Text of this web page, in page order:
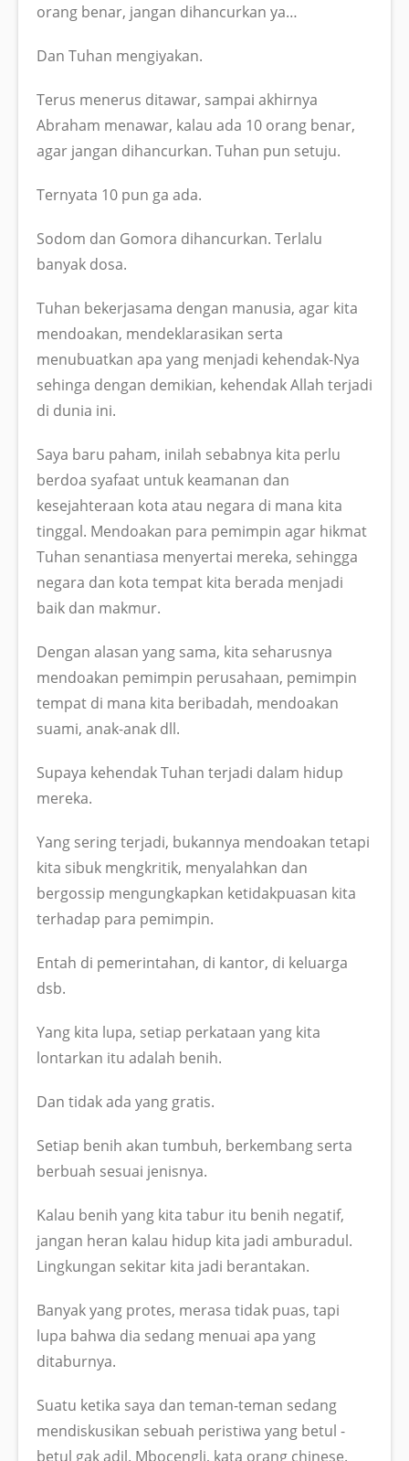
orang benar, jangan dihancurkan ya…
Dan Tuhan mengiyakan.
Terus menerus ditawar, sampai akhirnya
Abraham menawar, kalau ada 10 orang benar,
agar jangan dihancurkan. Tuhan pun setuju.
Ternyata 10 pun ga ada.
Sodom dan Gomora dihancurkan. Terlalu
banyak dosa.
Tuhan bekerjasama dengan manusia, agar kita
mendoakan, mendeklarasikan serta
menubuatkan apa yang menjadi kehendak-Nya
sehinga dengan demikian, kehendak Allah terjadi
di dunia ini.
Saya baru paham, inilah sebabnya kita perlu
berdoa syafaat untuk keamanan dan
kesejahteraan kota atau negara di mana kita
tinggal. Mendoakan para pemimpin agar hikmat
Tuhan senantiasa menyertai mereka, sehingga
negara dan kota tempat kita berada menjadi
baik dan makmur.
Dengan alasan yang sama, kita seharusnya
mendoakan pemimpin perusahaan, pemimpin
tempat di mana kita beribadah, mendoakan
suami, anak-anak dll.
Supaya kehendak Tuhan terjadi dalam hidup
mereka.
Yang sering terjadi, bukannya mendoakan tetapi
kita sibuk mengkritik, menyalahkan dan
bergossip mengungkapkan ketidakpuasan kita
terhadap para pemimpin.
Entah di pemerintahan, di kantor, di keluarga
dsb.
Yang kita lupa, setiap perkataan yang kita
lontarkan itu adalah benih.
Dan tidak ada yang gratis.
Setiap benih akan tumbuh, berkembang serta
berbuah sesuai jenisnya.
Kalau benih yang kita tabur itu benih negatif,
jangan heran kalau hidup kita jadi amburadul.
Lingkungan sekitar kita jadi berantakan.
Banyak yang protes, merasa tidak puas, tapi
lupa bahwa dia sedang menuai apa yang
ditaburnya.
Suatu ketika saya dan teman-teman sedang
mendiskusikan sebuah peristiwa yang betul -
betul gak adil. Mbocengli, kata orang chinese.